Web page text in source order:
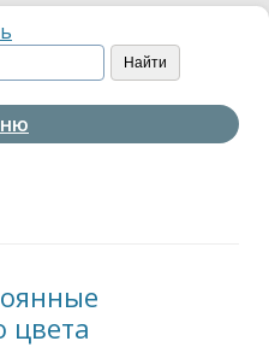
цвета